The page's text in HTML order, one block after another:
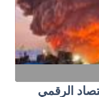
الرقمي